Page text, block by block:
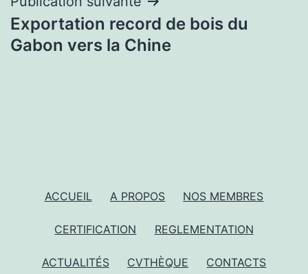
de
Exportation record de bois du
Gabon vers la Chine
ACCUEIL A PROPOS NOS MEMBRES
CERTIFICATION REGLEMENTATION
ACTUALITÉS CVTHÈQUE CONTACTS